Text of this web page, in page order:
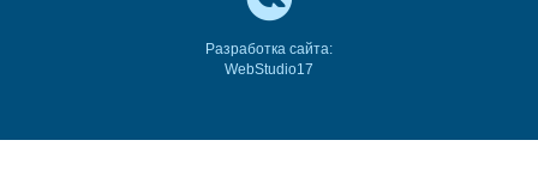
Разработка сайта:
WebStudio17